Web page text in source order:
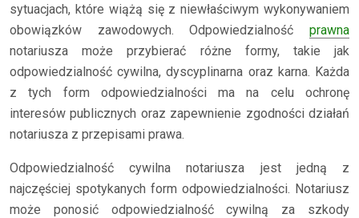
sytuacjach, które wiążą się z niewłaściwym wykonywaniem
obowiązków zawodowych. Odpowiedzialność prawna
notariusza może przybierać różne formy, takie jak
odpowiedzialność cywilna, dyscyplinarna oraz karna. Każda
z tych form odpowiedzialności ma na celu ochronę
interesów publicznych oraz zapewnienie zgodności działań
notariusza z przepisami prawa.
Odpowiedzialność cywilna notariusza jest jedną z
najczęściej spotykanych form odpowiedzialności. Notariusz
może ponosić odpowiedzialność cywilną za szkody